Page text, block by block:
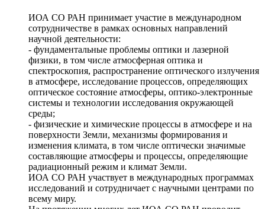
ИОА СО РАН принимает участие в международном
сотрудничестве в рамках основных направлений
научной деятельности:
- фундаментальные проблемы оптики и лазерной
физики, в том числе атмосферная оптика и
спектроскопия, распространение оптического излучения
в атмосфере, исследование процессов, определяющих
оптическое состояние атмосферы, оптико-электронные
системы и технологии исследования окружающей
среды;
- физические и химические процессы в атмосфере и на
поверхности Земли, механизмы формирования и
изменения климата, в том числе оптически значимые
составляющие атмосферы и процессы, определяющие
радиационный режим и климат Земли.
ИОА СО РАН участвует в международных программах
исследований и сотрудничает с научными центрами по
всему миру.